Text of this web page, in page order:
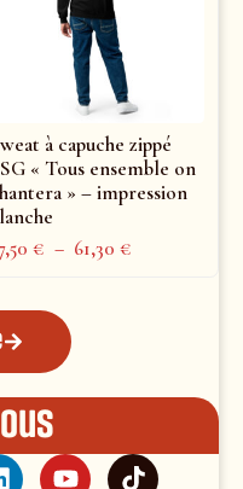
à capuche zippé
« Tous ensemble on
» – impression
€ – 61,30€